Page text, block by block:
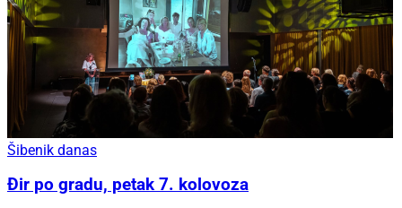
Šibenik danas
Đir po gradu, petak 7. kolovoza